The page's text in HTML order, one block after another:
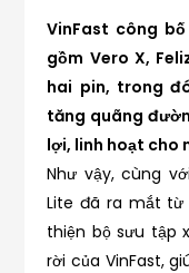
VinFast công
gồm Vero X,
hai pin, trong
tăng quãng
lợi, linh hoạt cho
Như vậy, cùng
Lite đã ra mắt
thiện bộ sưu tập
rời của VinFast,